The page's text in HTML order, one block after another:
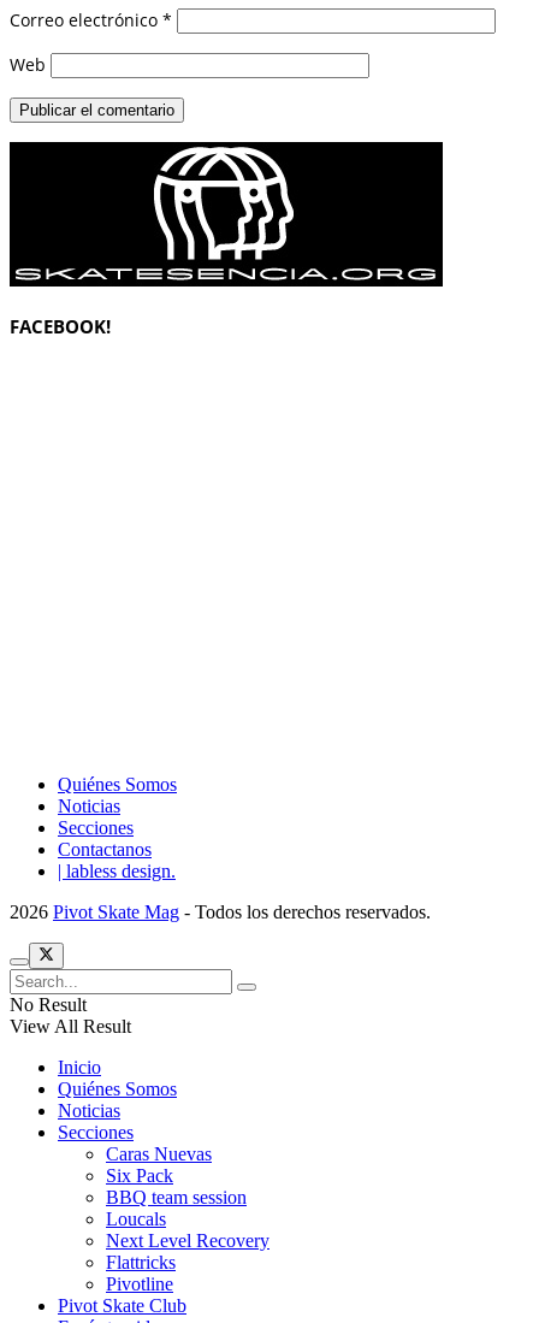
Correo electrónico *
Web
FACEBOOK!
Quiénes Somos
Noticias
Secciones
Contactanos
| labless design.
2026 Pivot Skate Mag - Todos los derechos reservados.
No Result
View All Result
Inicio
Quiénes Somos
Noticias
Secciones
Caras Nuevas
Six Pack
BBQ team session
Loucals
Next Level Recovery
Flattricks
Pivotline
Pivot Skate Club